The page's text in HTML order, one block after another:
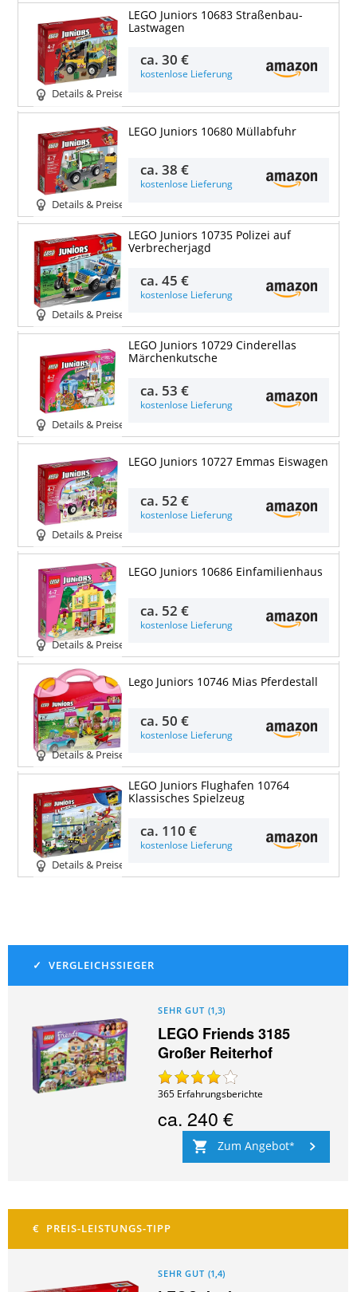
Details & Preise
LEGO Juniors 10683 Straßenbau-
Lastwagen
ca.30 €
kostenlose Lieferung
Details & Preise
LEGO Juniors 10680 Müllabfuhr
ca.38 €
kostenlose Lieferung
Details & Preise
LEGO Juniors 10735 Polizei auf
Verbrecherjagd
ca.45 €
kostenlose Lieferung
Details & Preise
LEGO Juniors 10729 Cinderellas
Märchenkutsche
ca. 53 €
kostenlose Lieferung
Details & Preise
LEGO Juniors 10727 Emmas Eiswagen
ca. 52 €
kostenlose Lieferung
Details & Preise
LEGO Juniors 10686 Einfamilienhaus
ca. 52 €
kostenlose Lieferung
Details & Preise
Lego Juniors 10746 Mias Pferdestall
ca. 50 €
kostenlose Lieferung
Details & Preise
LEGO Juniors Flughafen 10764
Klassisches Spielzeug
ca. 110 €
kostenlose Lieferung
SEHR GUT (1,3)
LEGO Friends 3185
Großer Reiterhof
365 Erfahrungsberichte
ca. 240 €
Zum Angebot
SEHR GUT (1,4)